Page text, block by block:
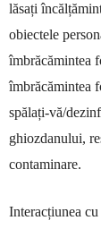
lăsați
obiectele
îmbrăcămintea
îmbrăcămintea
spălați-vă/
ghiozdanului,
contaminare.
Interacțiunea